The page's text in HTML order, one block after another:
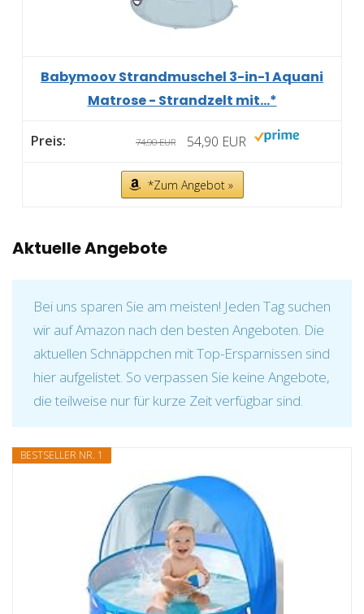
Babymoov Strandmuschel 3-in-1 Aquani
Matrose - Strandzelt mit...*
74,90 EUR 54,90 EUR
*Zum Angebot »
Aktuelle Angebote
Bei uns sparen Sie am meisten! Jeden Tag suchen
wir auf Amazon nach den besten Angeboten. Die
aktuellen Schnäppchen mit Top-Ersparnissen sind
hier aufgelistet. So verpassen Sie keine Angebote,
die teilweise nur für kurze Zeit verfügbar sind.
BESTSELLER NR. 1